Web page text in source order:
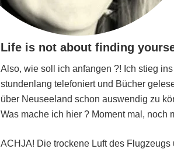
Life is not about finding
Also, wie soll ich anfangen ?! Ich stieg
stundenlang telefoniert und Bücher
über Neuseeland schon auswendig zu
Was mache ich hier ? Moment mal, noch
ACHJA! Die trockene Luft des